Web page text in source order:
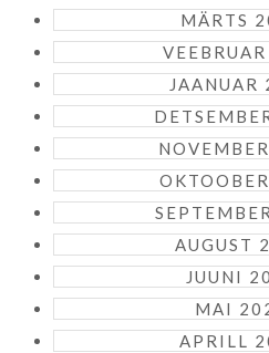
MÄRTS
JAANUAR
AUGUST
JUUNI
MAI
APRILL